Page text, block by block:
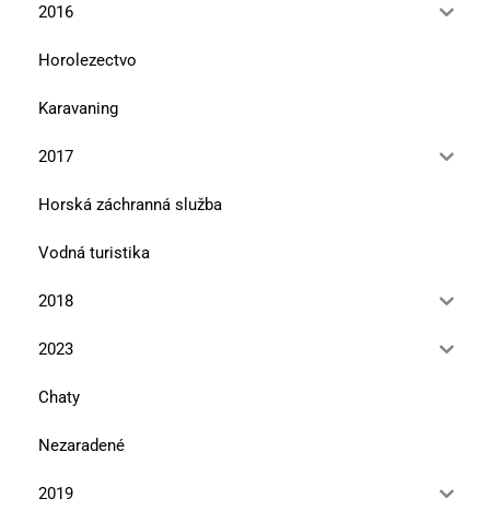
2016
Horolezectvo
Karavaning
2017
Horská záchranná služba
Vodná turistika
2018
2023
Chaty
Nezaradené
2019